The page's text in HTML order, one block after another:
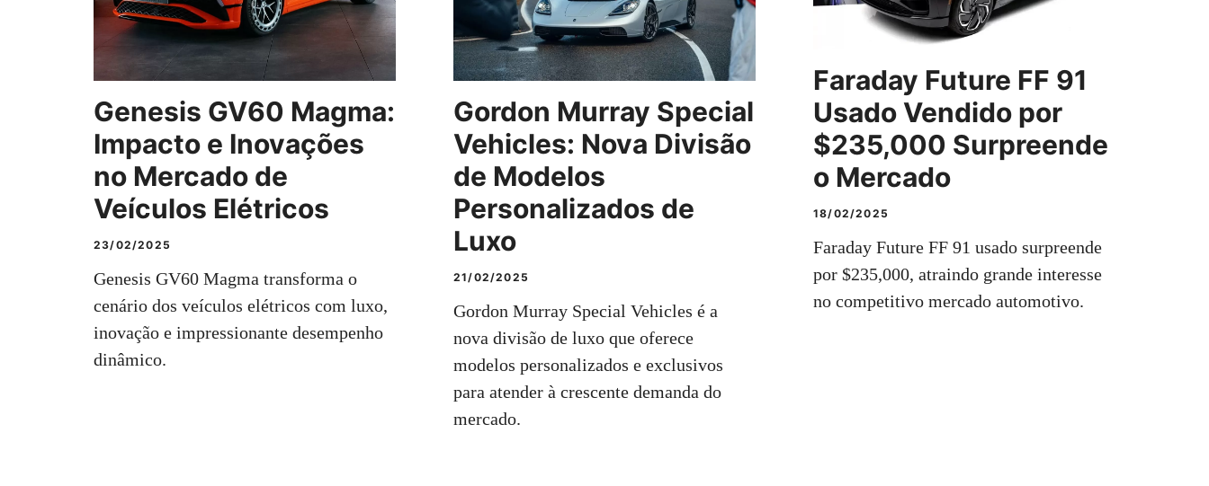
Genesis GV60 Magma:
Impacto e Inovações
no Mercado de
Veículos Elétricos
23/02/2025
Genesis GV60 Magma transforma o
cenário dos veículos elétricos com luxo,
inovação e impressionante desempenho
dinâmico.
Gordon Murray Special
Vehicles: Nova Divisão
de Modelos
Personalizados de
Luxo
21/02/2025
Gordon Murray Special Vehicles é a
nova divisão de luxo que oferece
modelos personalizados e exclusivos
para atender à crescente demanda do
mercado.
Faraday Future FF 91
Usado Vendido por
$235,000 Surpreende
o Mercado
18/02/2025
Faraday Future FF 91 usado surpreende
por $235,000, atraindo grande interesse
no competitivo mercado automotivo.